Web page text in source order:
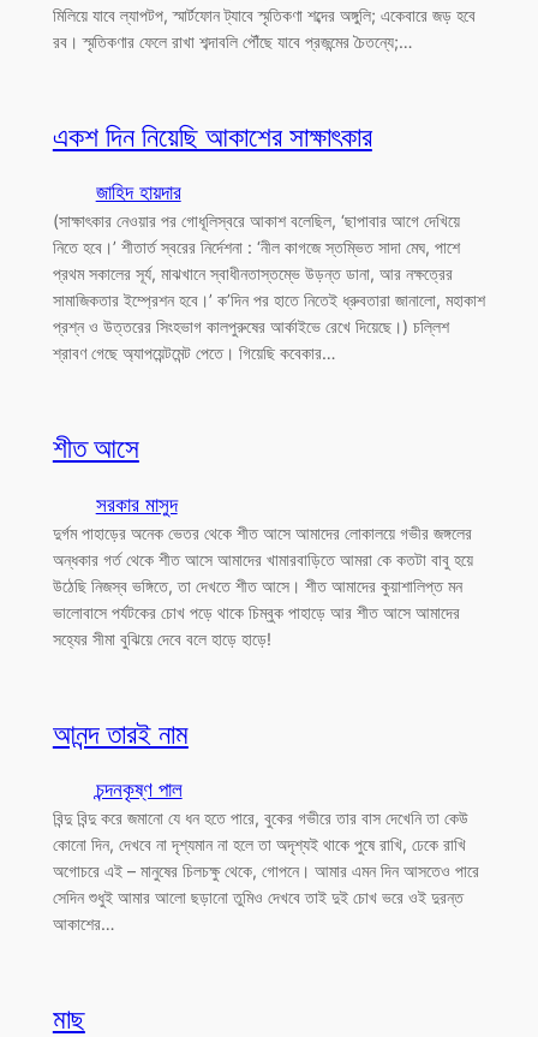
মিলিয়ে যাবে ল্যাপটপ, স্মার্টফোন ট্যাবে স্মৃতিকণা শব্দের অঙ্গুলি; একেবারে জড় হবে
রব। স্মৃতিকণার ফেলে রাখা শব্দাবলি পৌঁছে যাবে প্রজন্মের চৈতন্যে;…
একশ দিন নিয়েছি আকাশের সাক্ষাৎকার
জাহিদ হায়দার
(সাক্ষাৎকার নেওয়ার পর গোধূলিস্বরে আকাশ বলেছিল, ‘ছাপাবার আগে দেখিয়ে
নিতে হবে।’ শীতার্ত স্বরের নির্দেশনা : ‘নীল কাগজে স্তম্ভিত সাদা মেঘ, পাশে
প্রথম সকালের সূর্য, মাঝখানে স্বাধীনতাস্তম্ভে উড়ন্ত ডানা, আর নক্ষত্রের
সামাজিকতার ইম্প্রেশন হবে।’ ক’দিন পর হাতে নিতেই ধ্রুবতারা জানালো, মহাকাশ
প্রশ্ন ও উত্তরের সিংহভাগ কালপুরুষের আর্কাইভে রেখে দিয়েছে।) চল্লিশ
শ্রাবণ গেছে অ্যাপয়েন্টমেন্ট পেতে। গিয়েছি কবেকার…
শীত আসে
সরকার মাসুদ
দুর্গম পাহাড়ের অনেক ভেতর থেকে শীত আসে আমাদের লোকালয়ে গভীর জঙ্গলের
অন্ধকার গর্ত থেকে শীত আসে আমাদের খামারবাড়িতে আমরা কে কতটা বাবু হয়ে
উঠেছি নিজস্ব ভঙ্গিতে, তা দেখতে শীত আসে। শীত আমাদের কুয়াশালিপ্ত মন
ভালোবাসে পর্যটকের চোখ পড়ে থাকে চিম্বুক পাহাড়ে আর শীত আসে আমাদের
সহ্যের সীমা বুঝিয়ে দেবে বলে হাড়ে হাড়ে!
আনন্দ তারই নাম
চন্দনকৃষ্ণ পাল
বিন্দু বিন্দু করে জমানো যে ধন হতে পারে, বুকের গভীরে তার বাস দেখেনি তা কেউ
কোনো দিন, দেখবে না দৃশ্যমান না হলে তা অদৃশ্যই থাকে পুষে রাখি, ঢেকে রাখি
অগোচরে এই – মানুষের চিলচক্ষু থেকে, গোপনে। আমার এমন দিন আসতেও পারে
সেদিন শুধুই আমার আলো ছড়ানো তুমিও দেখবে তাই দুই চোখ ভরে ওই দুরন্ত
আকাশের…
মাছ